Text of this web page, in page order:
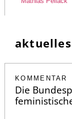
aktuelles
KOMMENTAR
Die